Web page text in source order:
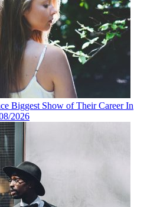
Biggest Show of Their Career In
2026